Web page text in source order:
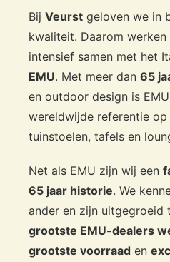
Maak jouw loungehoek
Ontdek alle varianten en kleuren
specialist.
Bij Veurst geloven we in
kwaliteit. Daarom
intensief samen met het
EMU. Met meer dan 65
en outdoor design is
wereldwijde referentie
tuinstoelen, tafels en
Net als EMU zijn wij een
65 jaar historie. We
ander en zijn uitgegroeid
grootste EMU-dealers
grootste voorraad en